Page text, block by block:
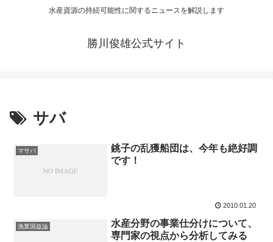
水産資源の持続可能性に関するニュースを解説します
勝川俊雄公式サイト
サバ
マサバ
銚子の乱獲船団は、今年も絶好調
です！
2010.01.20
漁業国益論
水産分野の事業仕分けについて、
専門家の視点から分析してみる